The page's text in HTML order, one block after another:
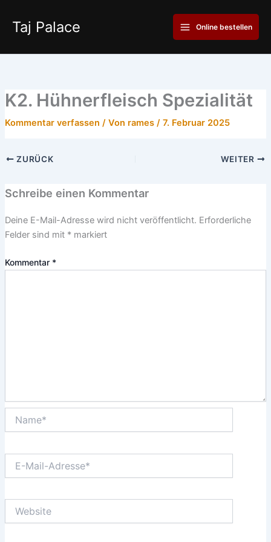
Inhalt
springen
Taj Palace
Main
Menu
Online bestellen
K2. Hühnerfleisch Spezialität
Kommentar verfassen / Von rames / 7. Februar 2025
ZURÜCK WEITER
Schreibe einen Kommentar
Deine E-Mail-Adresse wird nicht veröffentlicht. Erforderliche
Felder sind mit *markiert
Kommentar *
Mail-